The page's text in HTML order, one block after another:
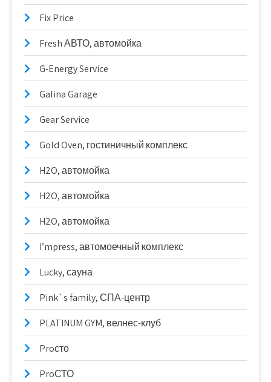
Fix Price
Fresh АВТО, автомойка
G-Energy Service
Galina Garage
Gear Service
Gold Oven, гостиничный комплекс
H2O, автомойка
H2O, автомойка
H2O, автомойка
I’mpress, автомоечный комплекс
Lucky, сауна
Pink`s family, СПА-центр
PLATINUM GYM, велнес-клуб
Proсто
ProСТО